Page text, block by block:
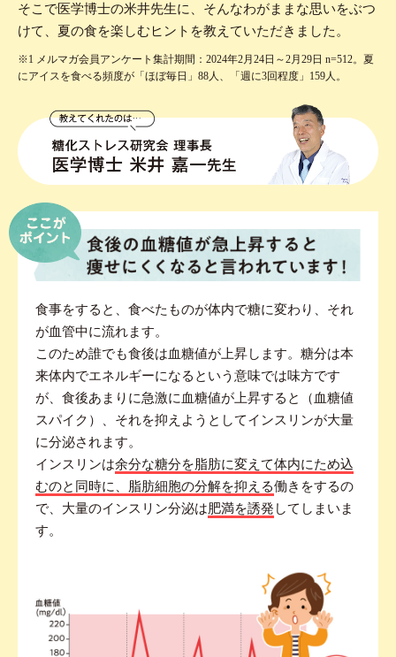
そこで医学博士の米井先生に、そんなわがままな思いをぶつ
けて、夏の食を楽しむヒントを教えていただきました。
※1 メルマガ会員アンケート集計期間：2024年2月24日～2月29日 n=512。夏
にアイスを食べる頻度が「ほぼ毎日」88人、「週に3回程度」159人。
食事をすると、食べたものが体内で糖に変わり、それ
が血管中に流れます。
このため誰でも食後は血糖値が上昇します。糖分は本
来体内でエネルギーになるという意味では味方です
が、食後あまりに急激に血糖値が上昇すると（血糖値
スパイク）、それを抑えようとしてインスリンが大量
に分泌されます。
インスリンは余分な糖分を脂肪に変えて体内にため込
むのと同時に、脂肪細胞の分解を抑える働きをするの
で、大量のインスリン分泌は肥満を誘発 してしまいま
す。